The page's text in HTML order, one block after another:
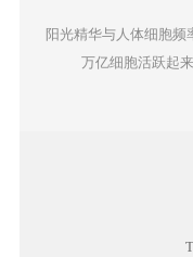
阳光精华与人体细胞频
万亿细胞活跃起